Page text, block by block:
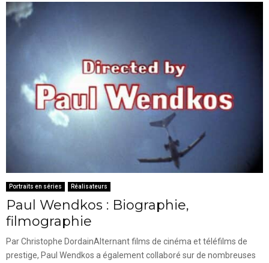
Portraits en séries Réalisateurs
Paul Wendkos : Biographie,
filmographie
Par Christophe DordainAlternant films de cinéma et téléfilms de
prestige, Paul Wendkos a également collaboré sur de nombreuses